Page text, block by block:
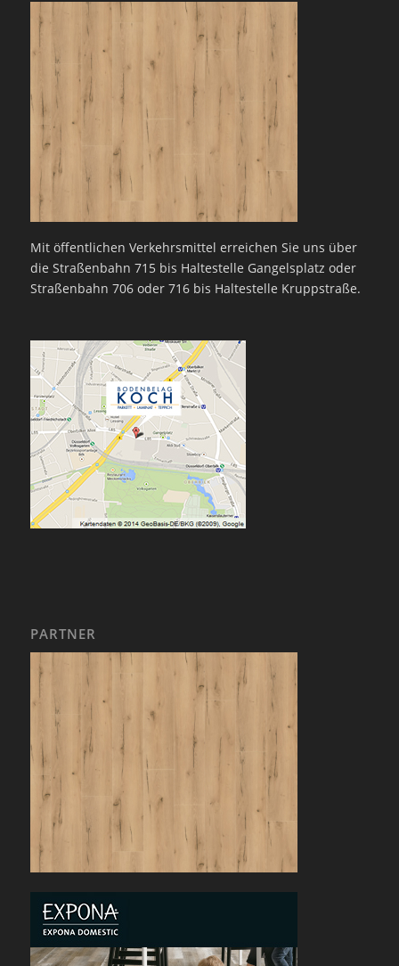
Mit öffentlichen Verkehrsmittel erreichen Sie uns über
die Straßenbahn 715 bis Haltestelle Gangelsplatz oder
Straßenbahn 706 oder 716 bis Haltestelle Kruppstraße.
PARTNER